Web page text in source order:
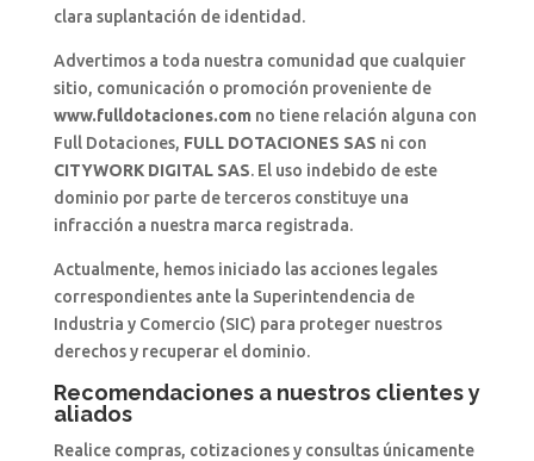
clara suplantación de identidad.
Advertimos a toda nuestra comunidad que cualquier
sitio, comunicación o promoción proveniente de
www.fulldotaciones.com no tiene relación alguna con
Full Dotaciones, FULL DOTACIONES SAS ni con
CITYWORK DIGITAL SAS. El uso indebido de este
dominio por parte de terceros constituye una
infracción a nuestra marca registrada.
Actualmente, hemos iniciado las acciones legales
correspondientes ante la Superintendencia de
Industria y Comercio (SIC) para proteger nuestros
derechos y recuperar el dominio.
Recomendaciones a nuestros clientes y
aliados
Realice compras, cotizaciones y consultas únicamente